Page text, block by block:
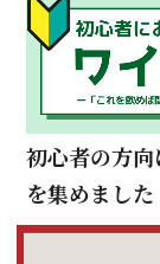
初心者の方向
を集めました